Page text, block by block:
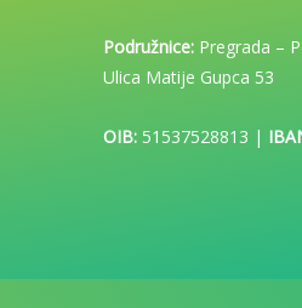
Podružnice:Pregrada –
Ulica Matije Gupca 53
OIB:51537528813 |